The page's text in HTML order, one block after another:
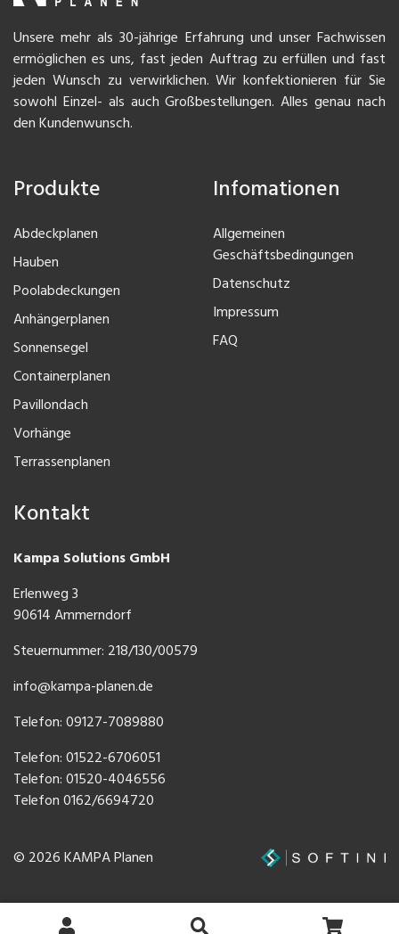
Unsere mehr als 30-jährige Erfahrung und unser Fachwissen
ermöglichen es uns, fast jeden Auftrag zu erfüllen und fast
jeden Wunsch zu verwirklichen. Wir konfektionieren für Sie
sowohl Einzel- als auch Großbestellungen. Alles genau nach
den Kundenwunsch.
Produkte
Abdeckplanen
Hauben
Poolabdeckungen
Anhängerplanen
Sonnensegel
Containerplanen
Pavillondach
Vorhänge
Terrassenplanen
Infomationen
Allgemeinen
Geschäftsbedingungen
Datenschutz
Impressum
FAQ
Kontakt
Kampa Solutions GmbH
Erlenweg 3
90614 Ammerndorf
Steuernummer: 218/130/00579
info@kampa-planen.de
Telefon: 09127-7089880
Telefon:01522-6706051
Telefon:01520-4046556
Telefon0162/6694720
© 2026 KAMPA Planen